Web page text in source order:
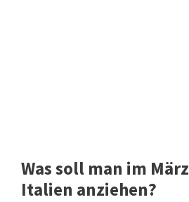
Was soll man im
Italien anziehen?